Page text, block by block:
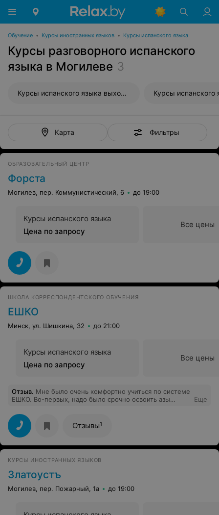
Обучение • Курсы иностранных языков • Курсы испанского языка
Курсы разговорного испанского
языка в Могилеве 3
Курсы испанского языка выходного дня
Карта Фильтры
ОБРАЗОВАТЕЛЬНЫЙ ЦЕНТР
Форста
Могилев, пер. Коммунистический, 6 до 19:00
Курсы испанского языка
Цена по запросу
Все цены
ШКОЛА КОРРЕСПОНДЕНТСКОГО ОБУЧЕНИЯ
ЕШКО
Минск, ул. Шишкина, 32 до 21:00
Курсы испанского языка
Цена по запросу
Все цены
Отзыв. Мне было очень комфортно учиться по системе
ЕШКО. Во-первых, надо было срочно освоить азы
меня не было. Во-вторых, очень доступно и интересно
изложен материал (польский - мой 3й иностранный ,
так что есть с чем сравнивать). В-третьих. понравилась
работа с удаленным преподавателем. Очень
современный подход.
Еще
Отзывы1
КУРСЫ ИНОСТРАННЫХ ЯЗЫКОВ
Златоустъ
Могилев, пер. Пожарный, 1а до 19:00